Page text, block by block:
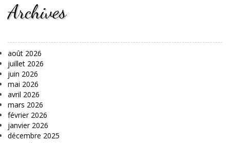
Archives
août 2026
juillet 2026
juin 2026
mai 2026
avril 2026
mars 2026
février 2026
janvier 2026
décembre 2025